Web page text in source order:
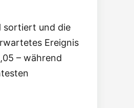
sortiert und die
Ereignis
– während